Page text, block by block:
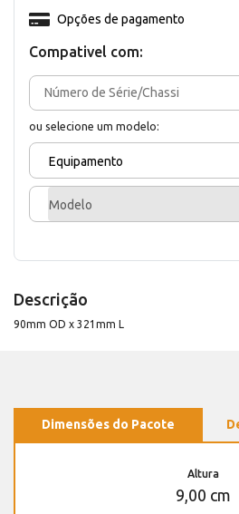
Compativel com:
ou selecione um modelo:
Equipamento
Modelo
Opções de pagamento
Descrição
90mm OD x 321mm L
Dimensões do Pacote
Altura
9,00 cm